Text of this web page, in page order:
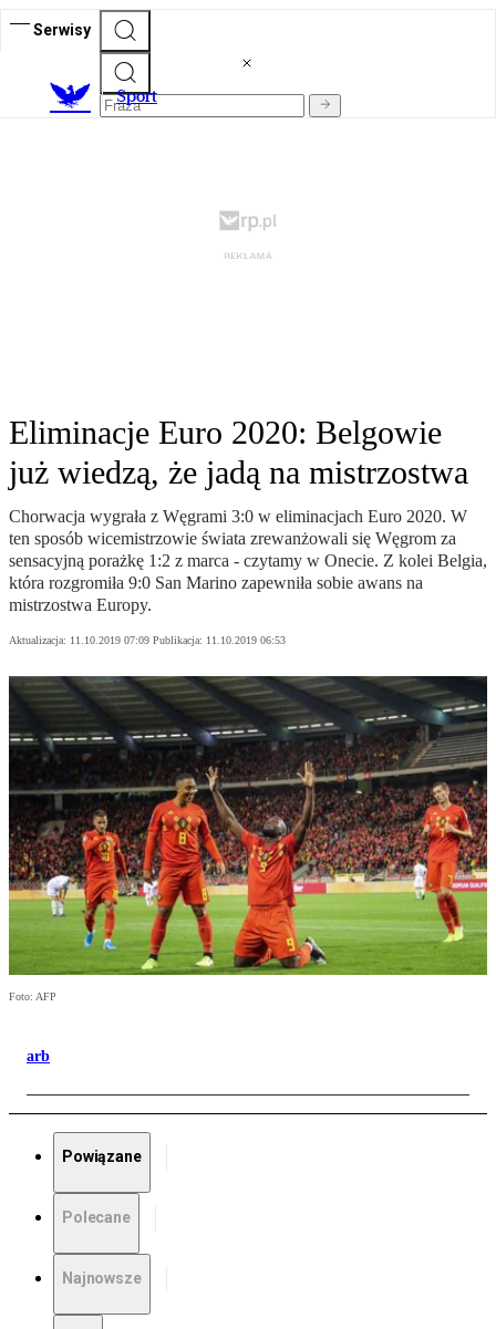
Serwisy
Sport
Eliminacje Euro 2020: Belgowie
już wiedzą, że jadą na mistrzostwa
Chorwacja wygrała z Węgrami 3:0 w eliminacjach Euro 2020. W
ten sposób wicemistrzowie świata zrewanżowali się Węgrom za
sensacyjną porażkę 1:2 z marca - czytamy w Onecie. Z kolei Belgia,
która rozgromiła 9:0 San Marino zapewniła sobie awans na
mistrzostwa Europy.
Aktualizacja: 11.10.2019 07:09 Publikacja: 11.10.2019 06:53
Foto: AFP
arb
Powiązane
Polecane
Najnowsze